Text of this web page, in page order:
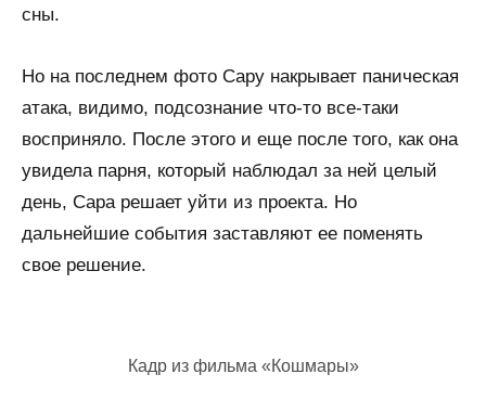
сны.
Но на последнем фото Сару накрывает паническая
атака, видимо, подсознание что-то все-таки
восприняло. После этого и еще после того, как она
увидела парня, который наблюдал за ней целый
день, Сара решает уйти из проекта. Но
дальнейшие события заставляют ее поменять
свое решение.
Кадр из фильма «Кошмары»